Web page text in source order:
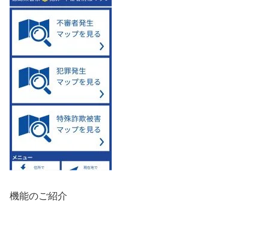
機能のご紹介